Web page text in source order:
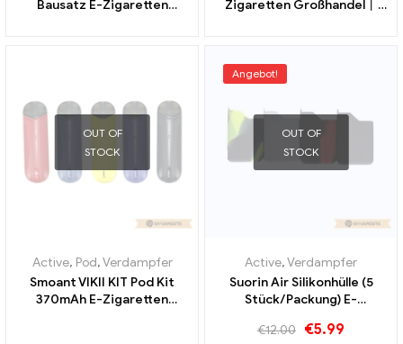
Bausatz E-Zigaretten
Zigaretten Großhandel丨
OUT OF
STOCK
Active, Pod,Verdampfer
Smoant VIKII KIT Pod Kit
370mAh E-Zigaretten
Angebot!
OUT OF
STOCK
Active,Verdampfer
Suorin Air Silikonhülle (5
Stück/Packung) E-
Custom
€12.00 €5.99